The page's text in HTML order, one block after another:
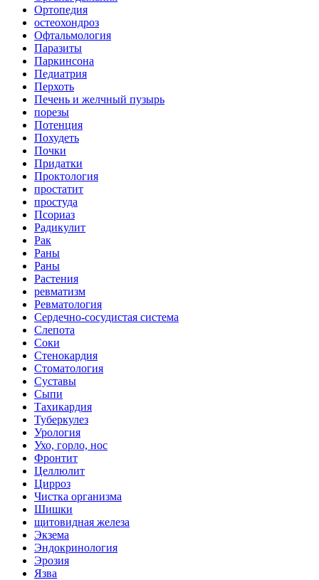
Ортопедия
остеохондроз
Офтальмология
Паразиты
Паркинсона
Педиатрия
Перхоть
Печень и желчный пузырь
порезы
Потенция
Похудеть
Почки
Придатки
Проктология
простатит
простуда
Псориаз
Радикулит
Рак
Раны
Раны
Растения
ревматизм
Ревматология
Сердечно-сосудистая система
Слепота
Соки
Стенокардия
Стоматология
Суставы
Сыпи
Тахикардия
Туберкулез
Урология
Ухо, горло, нос
Фронтит
Целлюлит
Цирроз
Чистка организма
Шишки
щитовидная железа
Экзема
Эндокринология
Эрозия
Язва